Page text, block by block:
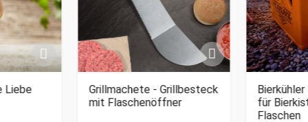
Liebe
Grillmachete - Grillbesteck
mit Flaschenöffner
für
Flaschen